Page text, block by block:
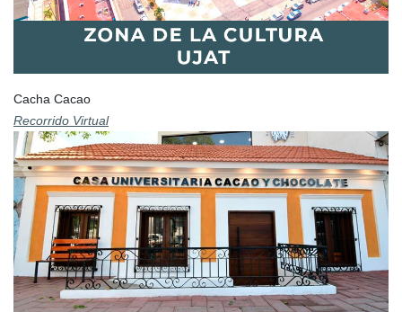
Cacha Cacao
Recorrido Virtual